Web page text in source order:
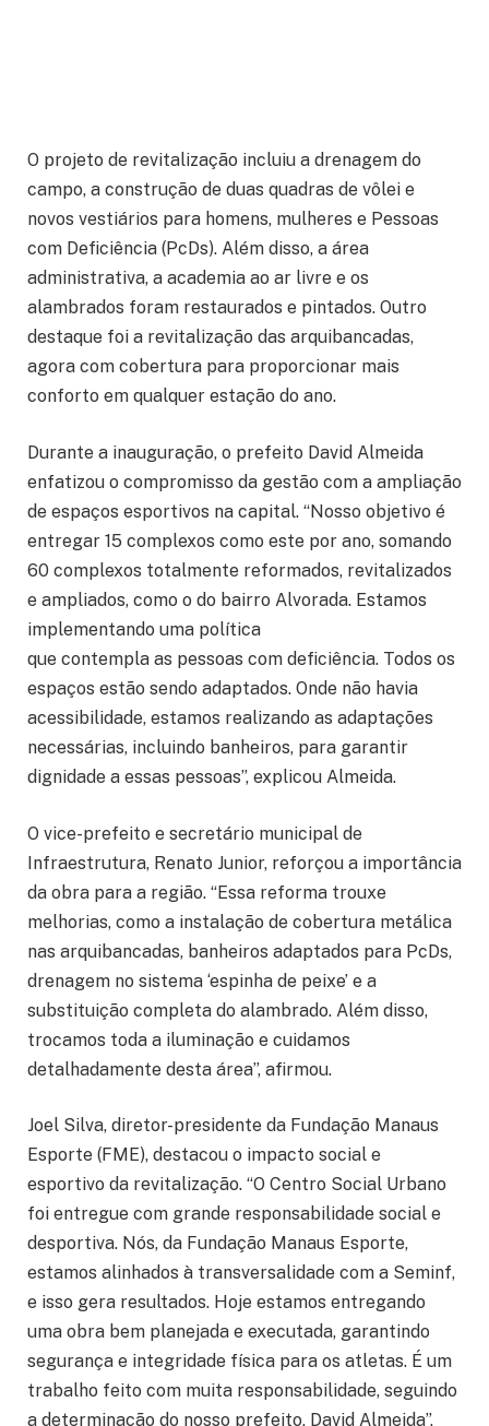
O projeto de revitalização incluiu a drenagem do
campo, a construção de duas quadras de vôlei e
novos vestiários para homens, mulheres e Pessoas
com Deficiência (PcDs). Além disso, a área
administrativa, a academia ao ar livre e os
alambrados foram restaurados e pintados. Outro
destaque foi a revitalização das arquibancadas,
agora com cobertura para proporcionar mais
conforto em qualquer estação do ano.
Durante a inauguração, o prefeito David Almeida
enfatizou o compromisso da gestão com a ampliação
de espaços esportivos na capital. “Nosso objetivo é
entregar 15 complexos como este por ano, somando
60 complexos totalmente reformados, revitalizados
e ampliados, como o do bairro Alvorada. Estamos
implementando uma política
que contempla as pessoas com deficiência. Todos os
espaços estão sendo adaptados. Onde não havia
acessibilidade, estamos realizando as adaptações
necessárias, incluindo banheiros, para garantir
dignidade a essas pessoas”, explicou Almeida.
O vice-prefeito e secretário municipal de
Infraestrutura, Renato Junior, reforçou a importância
da obra para a região. “Essa reforma trouxe
melhorias, como a instalação de cobertura metálica
nas arquibancadas, banheiros adaptados para PcDs,
drenagem no sistema ‘espinha de peixe’ e a
substituição completa do alambrado. Além disso,
trocamos toda a iluminação e cuidamos
detalhadamente desta área”, afirmou.
Joel Silva, diretor-presidente da Fundação Manaus
Esporte (FME), destacou o impacto social e
esportivo da revitalização. “O Centro Social Urbano
foi entregue com grande responsabilidade social e
desportiva. Nós, da Fundação Manaus Esporte,
estamos alinhados à transversalidade com a Seminf,
e isso gera resultados. Hoje estamos entregando
uma obra bem planejada e executada, garantindo
segurança e integridade física para os atletas. É um
trabalho feito com muita responsabilidade, seguindo
a determinação do nosso prefeito, David Almeida”,